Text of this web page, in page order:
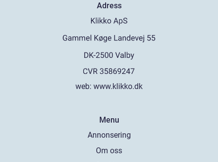
Adress
web: www.klikko.dk
Menu
Annonsering
Om oss